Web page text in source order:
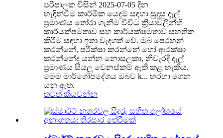
පරිපාලක විසින් 2025-07-05 දින
හැඳින්වීම කාර්මික යෙදුම් සඳහා සුදුසු දැල්
ප්‍රමාණය තෝරා ගැනීම විවිධ ක්‍රියාවලීන්හි
කාර්යක්ෂමතාව සහ කාර්යක්ෂමතාව සහතික
කිරීම සඳහා ඉතා වැදගත් වේ. ඔබ පෙරහන්
කරන්නේ, පරීක්ෂා කරන්නේ හෝ ආරක්ෂා
කරන්නේද යන්න නොසලකා, නිවැරදි දැල්
ප්‍රමාණය සියලු වෙනස්කම් ඇති කළ හැකිය.
මෙම මාර්ගෝපදේශය ඔබව k... හරහා ගෙන
යනු ඇත.
තවත් කියවන්න